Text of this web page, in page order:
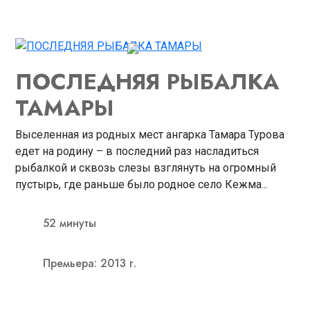
ПОСЛЕДНЯЯ РЫБАЛКА
ТАМАРЫ
Выселенная из родных мест ангарка Тамара Турова
едет на родину – в последний раз насладиться
рыбалкой и сквозь слезы взглянуть на огромный
пустырь, где раньше было родное село Кежма...
52 минуты
Премьера: 2013 г.